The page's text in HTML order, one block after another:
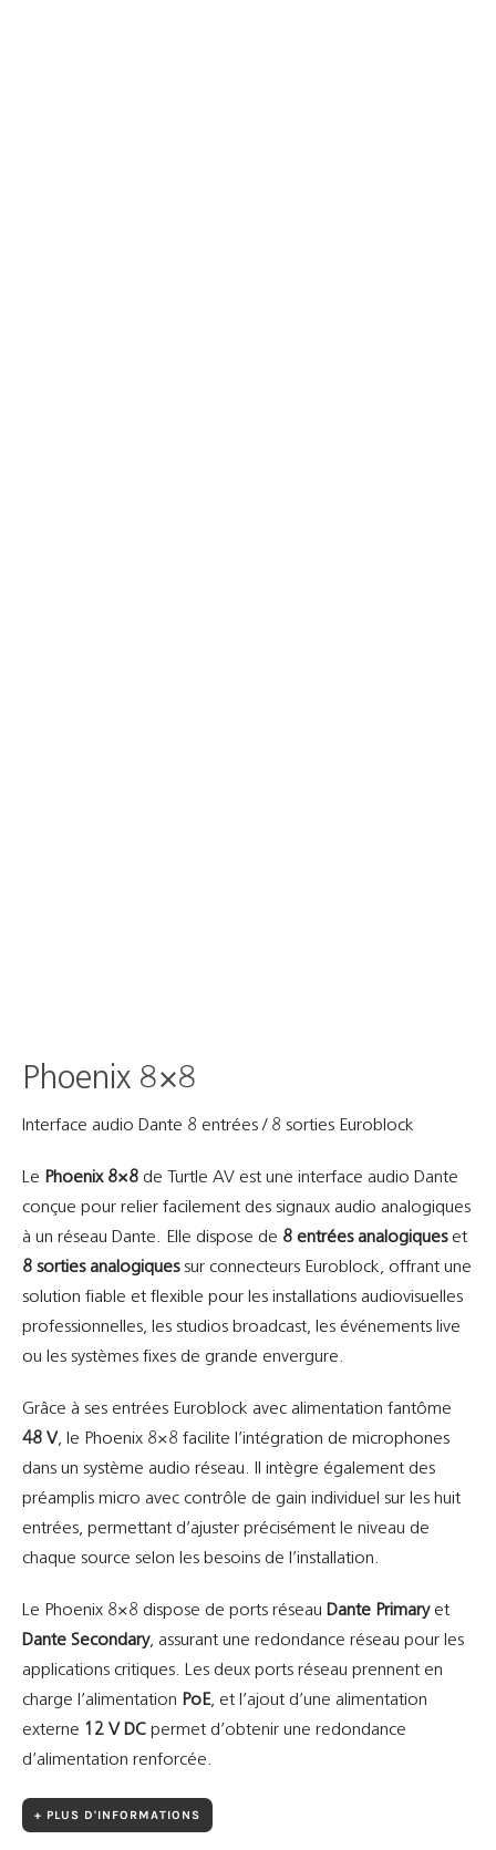
Phoenix 8×8
Interface audio Dante 8 entrées / 8 sorties Euroblock
Le Phoenix 8×8de Turtle AV est une interface audio Dante
conçue pour relier facilement des signaux audio analogiques
à un réseau Dante. Elle dispose de 8 entrées analogiqueset
8 sorties analogiquessur connecteurs Euroblock, offrant une
solution fiable et flexible pour les installations audiovisuelles
professionnelles, les studios broadcast, les événements live
ou les systèmes fixes de grande envergure.
Grâce à ses entrées Euroblock avec alimentation fantôme
48 V, le Phoenix 8×8 facilite l’intégration de microphones
dans un système audio réseau. Il intègre également des
préamplis micro avec contrôle de gain individuel sur les huit
entrées, permettant d’ajuster précisément le niveau de
chaque source selon les besoins de l’installation.
Le Phoenix 8×8 dispose de ports réseau Dante Primaryet
Dante Secondary, assurant une redondance réseau pour les
applications critiques. Les deux ports réseau prennent en
charge l’alimentation PoE, et l’ajout d’une alimentation
externe 12 V DCpermet d’obtenir une redondance
d’alimentation renforcée.
+ PLUS D'INFORMATIONS